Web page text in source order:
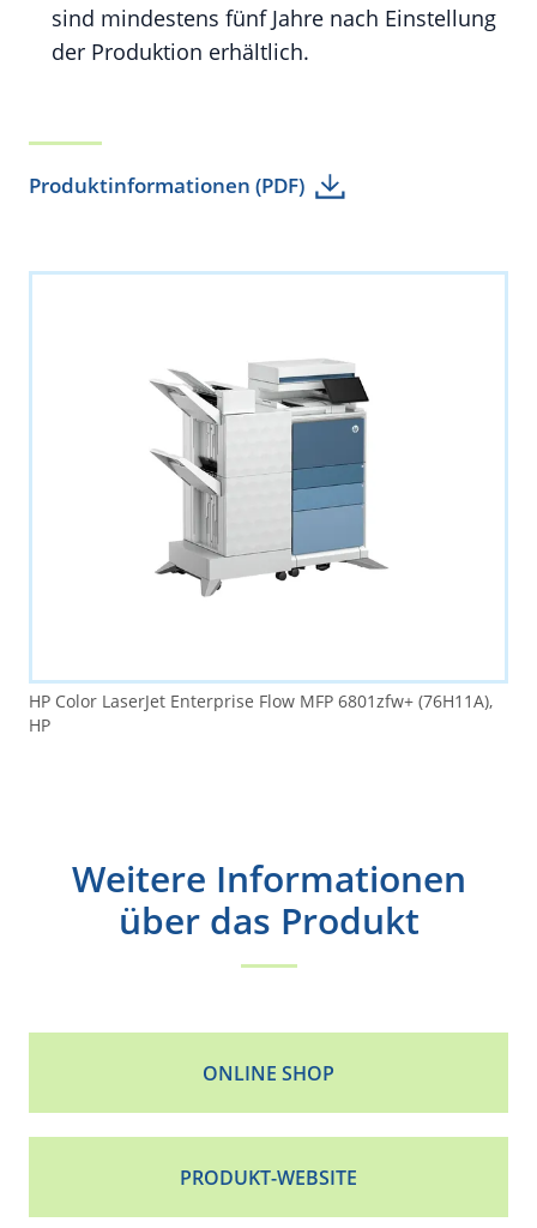
sind mindestens fünf Jahre nach Einstellung
der Produktion erhältlich.
Produktinformationen (PDF)
HP Color LaserJet Enterprise Flow MFP 6801zfw+ (76H11A),
HP
Weitere Informationen
über das Produkt
ONLINE SHOP
PRODUKT-WEBSITE